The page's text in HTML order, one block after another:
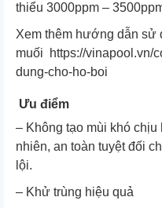
thiểu 3000ppm –
Xem thêm hướng dẫn sử
muối
https://vinapool.vn/
dung-cho-ho-boi
Ưu điểm
– Không tạo mùi khó
nhiên, an toàn tuyệt đối
lội.
– Khử trùng hiệu quả